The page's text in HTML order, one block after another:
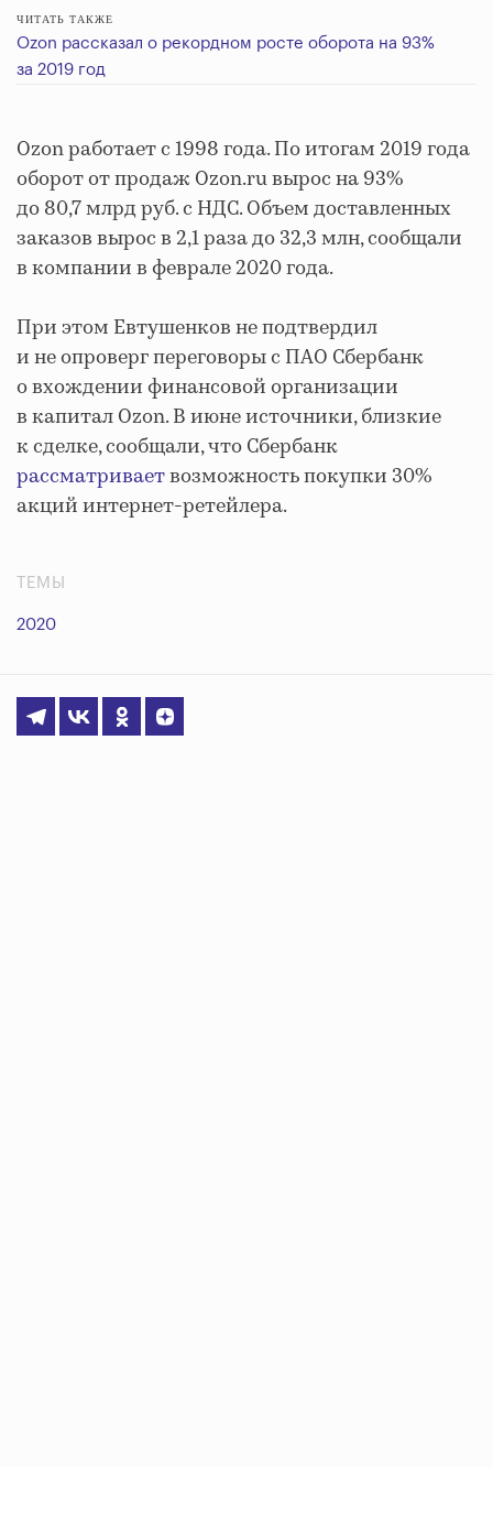
ЧИТАТЬ ТАКЖЕ
Ozon рассказал о рекордном росте оборота на 93%
за 2019 год
Ozon работает с 1998 года. По итогам 2019 года
оборот от продаж Ozon.ru вырос на 93%
до 80,7 млрд руб. с НДС. Объем доставленных
заказов вырос в 2,1 раза до 32,3 млн, сообщали
в компании в феврале 2020 года.
При этом Евтушенков не подтвердил
и не опроверг переговоры с ПАО Сбербанк
о вхождении финансовой организации
в капитал Ozon. В июне источники, близкие
к сделке, сообщали, что Сбербанк
рассматриваетвозможность покупки 30%
акций интернет-ретейлера.
ТЕМЫ
2020